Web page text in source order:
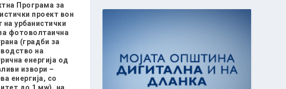
Програма за
проект вон
на урбанистички
фотоволтаична
(градби за
на
енергија од
извори –
енергија, со